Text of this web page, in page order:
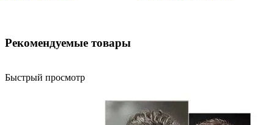
Рекомендуемые товары
Быстрый просмотр